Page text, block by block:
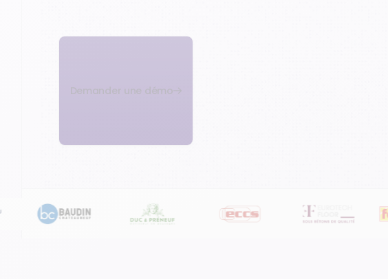
Demander une démo